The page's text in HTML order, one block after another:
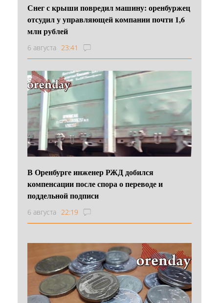
Снег с крыши повредил машину: оренбуржец
отсудил у управляющей компании почти 1,6
млн рублей
6 августа 23:41
В Оренбурге инженер РЖД добился
компенсации после спора о переводе и
поддельной подписи
6 августа 22:19